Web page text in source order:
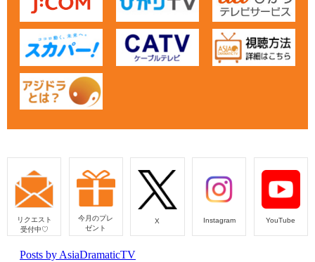
リクエスト
受付中♡
今月のプレ
ゼント
X Instagram YouTube